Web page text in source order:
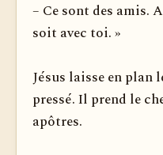
– Ce sont des amis.
soit avec toi. »
Jésus laisse en plan
pressé. Il prend le
apôtres.